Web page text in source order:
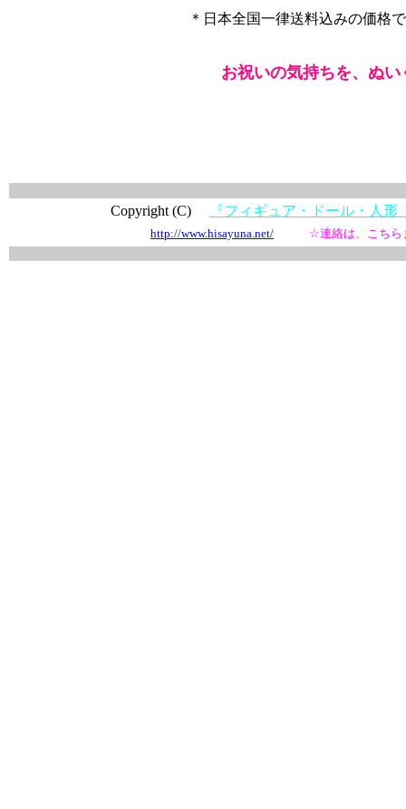
＊日本全国一律送料込みの価格で
お祝いの気持ちを、ぬ
Copyright (C) 『フィギュア・ドール・
http://www.hisayuna.net/ ☆連絡は、こち